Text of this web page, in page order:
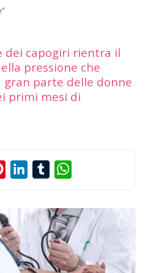
dei capogiri rientra il
pressione che
parte delle donne
primi mesi di
PinterestLinkedInTumblr